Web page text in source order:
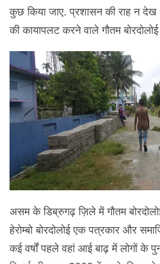
कुछ किया जाए. प्रशासन की राह न
की कायापलट करने वाले गौतम
असम के डिब्रुगढ़ ज़िले में गौतम
हेरोम्बो बोरदोलोई एक पत्रकार और
कई वर्षों पहले वहां आई बाढ़ में लोगों के